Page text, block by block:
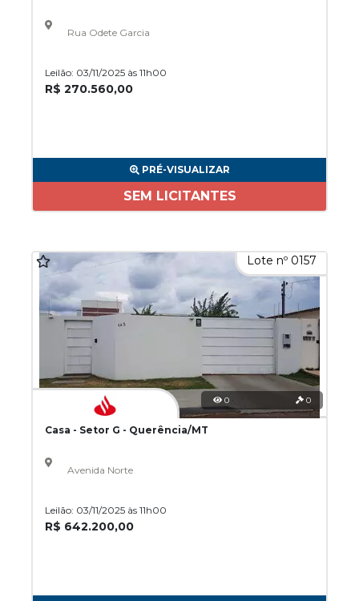
Rua Odete Garcia
Leilão: 03/11/2025 às 11h00
R$ 270.560,00
PRÉ-VISUALIZAR
SEM LICITANTES
Lote nº 0157
0 0
Casa - Setor G - Querência/MT
Avenida Norte
Leilão: 03/11/2025 às 11h00
R$ 642.200,00